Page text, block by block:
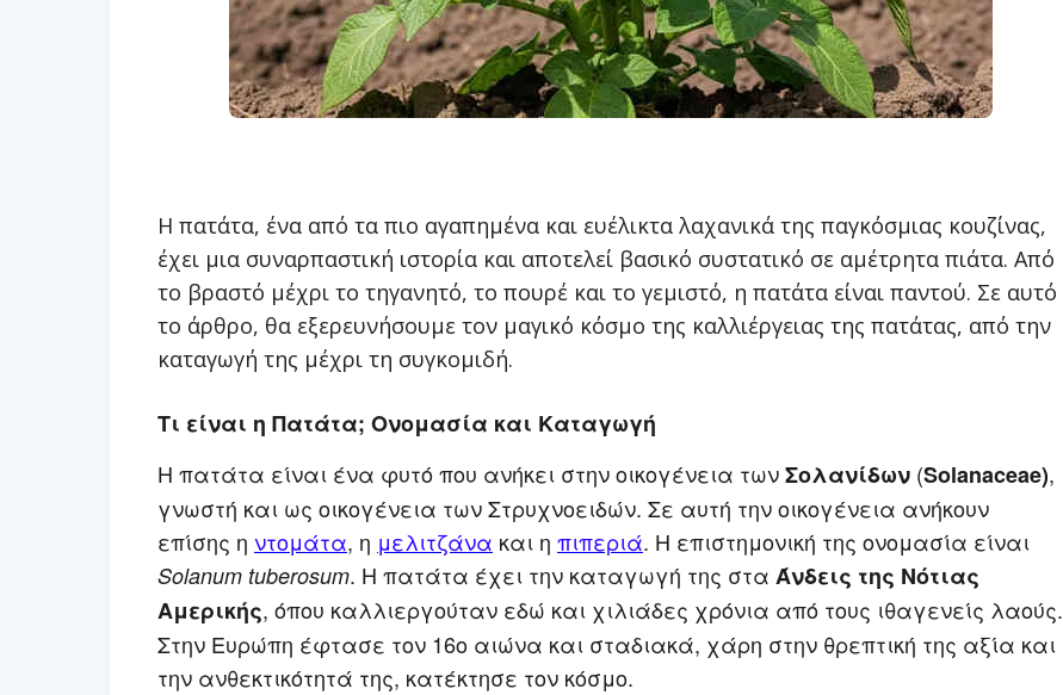
Η πατάτα, ένα από τα πιο αγαπημένα και ευέλικτα λαχανικά της παγκόσμιας κουζίνας,
έχει μια συναρπαστική ιστορία και αποτελεί βασικό συστατικό σε αμέτρητα πιάτα. Από
το βραστό μέχρι το τηγανητό, το πουρέ και το γεμιστό, η πατάτα είναι παντού. Σε αυτό
το άρθρο, θα εξερευνήσουμε τον μαγικό κόσμο της καλλιέργειας της πατάτας, από την
καταγωγή της μέχρι τη συγκομιδή.
Τι είναι η Πατάτα; Ονομασία και Καταγωγή
Η πατάτα είναι ένα φυτό που ανήκει στην οικογένεια τωνΣολανίδων (Solanaceae),
γνωστή και ως οικογένεια τωνΣτρυχνοειδών. Σε αυτή την οικογένεια ανήκουν
επίσης η ντομάτα, η μελιτζάνα και η πιπεριά. Η επιστημονική της ονομασία είναι
Solanum tuberosum. Η πατάτα έχει την καταγωγή της στα Άνδεις της Νότιας
Αμερικής, όπου καλλιεργούταν εδώ και χιλιάδες χρόνια από τους ιθαγενείς λαούς.
Στην Ευρώπη έφτασε τον 16ο αιώνα και σταδιακά, χάρη στην θρεπτική της αξία και
την ανθεκτικότητά της, κατέκτησε τον κόσμο.